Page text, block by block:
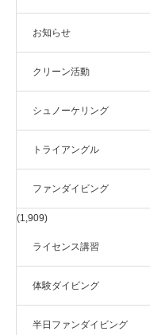
お知らせ
クリーン活動
シュノーケリング
トライアングル
ファンダイビング
(1,909)
ライセンス講習
体験ダイビング
半日ファンダイビング